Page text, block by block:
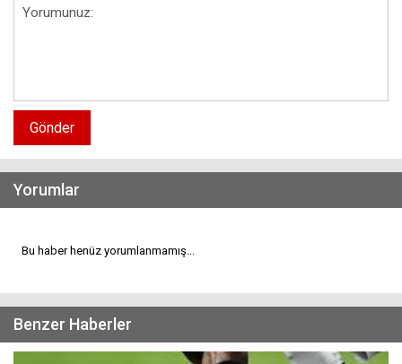
Gönder
Yorumlar
Bu haber henüz yorumlanmamış...
Benzer Haberler